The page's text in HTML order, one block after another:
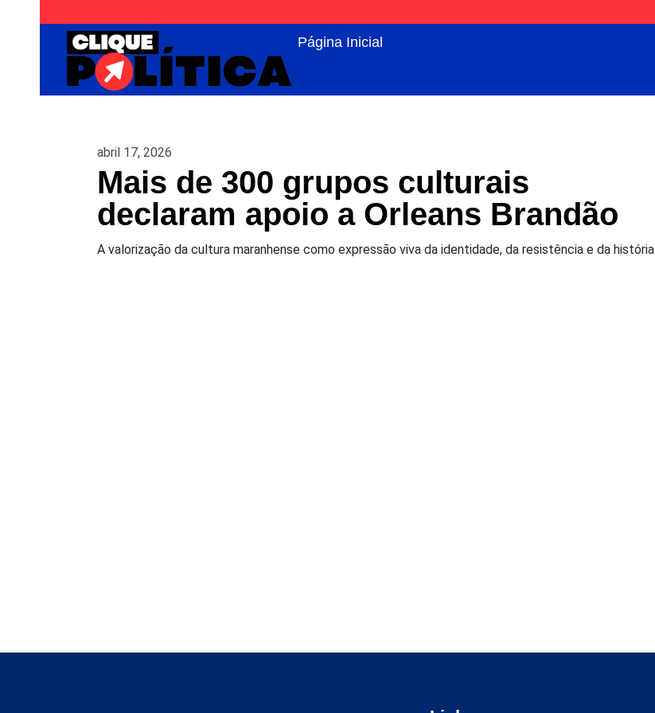
Página Inicial
abril 17, 2026
Mais de 300 grupos culturais
declaram apoio a Orleans Brandão
A valorização da cultura maranhense como expressão viva da identidade, da resistência e da história